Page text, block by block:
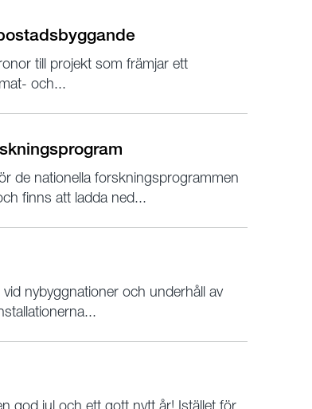
till projekt som främjar ett
och...
de nationella forskningsprogrammen
finns att ladda ned...
nybyggnationer och underhåll av
god jul och ett gott nytt år! Istället för